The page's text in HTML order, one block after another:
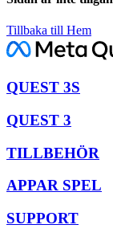
Tillbaka till Hem
QUEST 3S
QUEST 3
TILLBEHÖR
APPAR SPEL
SUPPORT